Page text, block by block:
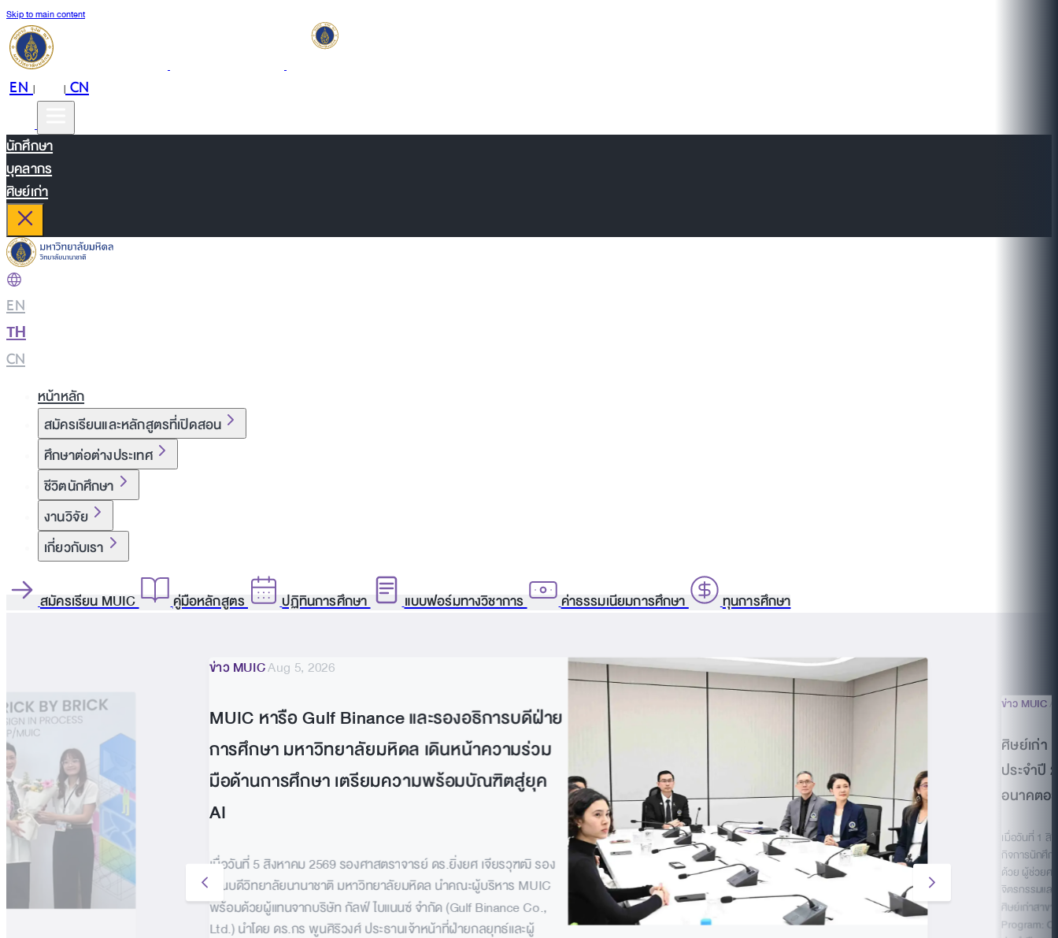
Skip to main content
EN| |CN
นักศึกษา
บุคลากร
ศิษย์เก่า
EN
TH
CN
หน้าหลัก
สมัครเรียนและหลักสูตรที่เปิดสอน
ศึกษาต่อต่างประเทศ
ชีวิตนักศึกษา
งานวิจัย
เกี่ยวกับเรา
สมัครเรียน MUIC คู่มือหลักสูตร ปฏิทินการศึกษา แบบฟอร์มทางวิชาการ ค่าธรรมเนียมการศึกษา ทุนการศึกษา
ข่าว MUICAug 5, 2026
MUIC หารือ Gulf Binance และรองอธิการบดีฝ่าย
การศึกษา มหาวิทยาลัยมหิดล เดินหน้าความร่วม
มือด้านการศึกษา เตรียมความพร้อมบัณฑิตสู่ยุค
AI
เมื่อวันที่ 5 สิงหาคม 2569 รองศาสตราจารย์ ดร.ยิ่งยศ เจียรวุฑฒิ รอง
คณบดีวิทยาลัยนานาชาติ มหาวิทยาลัยมหิดล นำคณะผู้บริหาร MUIC
พร้อมด้วยผู้แทนจากบริษัท กัลฟ์ ไบแนนซ์ จำกัด (Gulf Binance Co.,
Ltd.) นำโดย ดร.กร พูนศิริวงศ์ ประธานเจ้าหน้าที่ฝ่ายกลยุทธ์และผู้
ข่าว MUIC
ศิษย์เก่า
ประจำปี
อนาคตอ
เมื่อวันที่ 1 สิ
กิจการนักศึ
ด้วย ผู้ช่วยศ
จิตรกรรมแล
ศิษย์เก่าสาข
Program: